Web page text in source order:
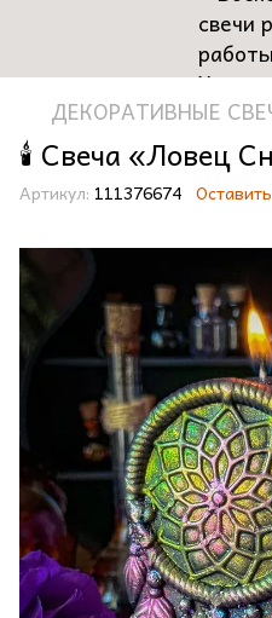
ДЕКОРАТИВНЫЕ
🕯️ Свеча «Ловец
Артикул: 111376674